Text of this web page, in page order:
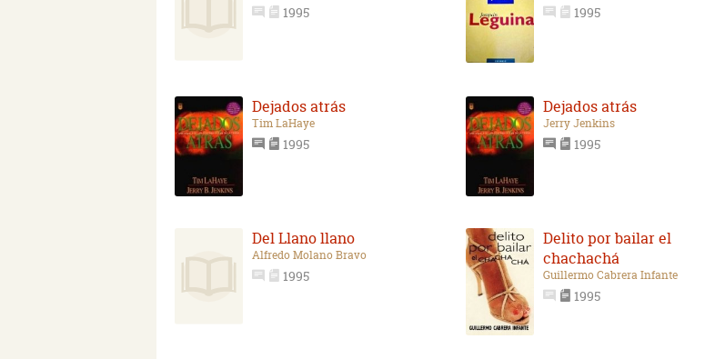
1995 1995
Dejados atrás
Tim LaHaye
1995
Dejados atrás
Jerry Jenkins
1995
Del Llano llano
Alfredo Molano Bravo
1995
Delito por bailar el
chachachá
Guillermo Cabrera Infante
1995